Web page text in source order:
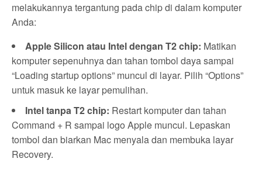
melakukannya tergantung pada chip di dalam komputer
Anda:
Apple Silicon atau Intel dengan T2 chip: Matikan
komputer sepenuhnya dan tahan tombol daya sampai
“Loading startup options” muncul di layar. Pilih “Options”
untuk masuk ke layar pemulihan.
Intel tanpa T2 chip: Restart komputer dan tahan
Command + R sampai logo Apple muncul. Lepaskan
tombol dan biarkan Mac menyala dan membuka layar
Recovery.